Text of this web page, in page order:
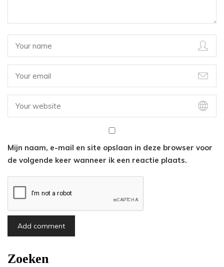
Mijn naam, e-mail en site opslaan in deze browser voor
de volgende keer wanneer ik een reactie plaats.
Zoeken